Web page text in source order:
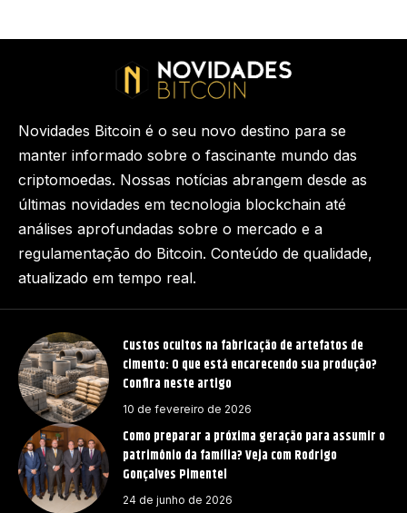
Custos ocultos na fabricação de artefatos de
cimento: O que está encarecendo sua produção?
Confira neste artigo
10 de fevereiro de 2026
Como preparar a próxima geração para assumir o
patrimônio da família? Veja com Rodrigo
Gonçalves Pimentel
24 de junho de 2026
Novidades Bitcoin é o seu novo destino para se
manter informado sobre o fascinante mundo das
criptomoedas. Nossas notícias abrangem desde as
últimas novidades em tecnologia blockchain até
análises aprofundadas sobre o mercado e a
regulamentação do Bitcoin. Conteúdo de qualidade,
atualizado em tempo real.